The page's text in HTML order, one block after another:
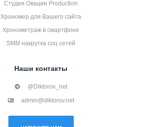
Студия Овации Production
Хрономер для Вашего сайта
Хронометраж в смартфоне
SMM накрутка соц сетей
Наши контакты
@Diktorov_net
admin@diktorov.net